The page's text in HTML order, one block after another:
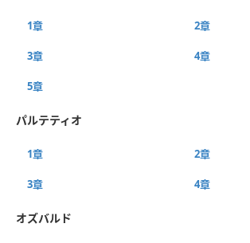
1章 2章
3章 4章
5章
パルテティオ
1章 2章
3章 4章
オズバルド